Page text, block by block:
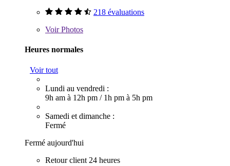
218 évaluations
VoirPhotos
Heures normales
Voir tout
Lundi au vendredi :
9h am à 12h pm / 1h pm à 5h pm
Samedi et dimanche :
Fermé
Fermé aujourd'hui
Retour client 24 heures